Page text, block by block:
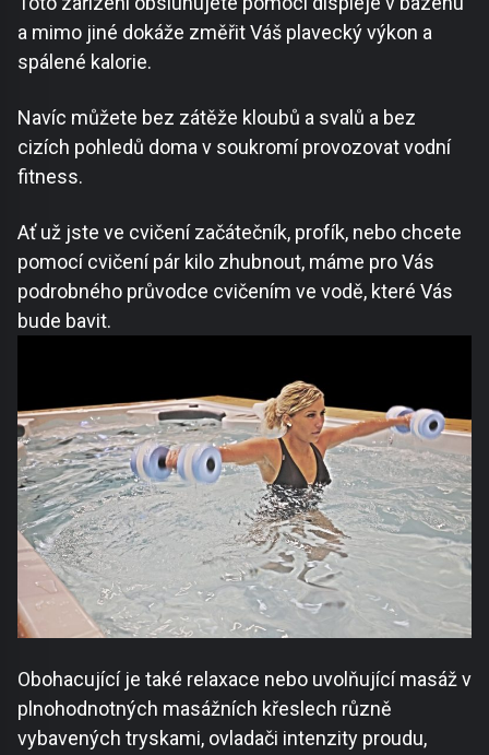
a mimo jiné dokáže změřit Váš plavecký výkon a
spálené kalorie.
Navíc můžete bez zátěže kloubů a svalů a bez
cizích pohledů doma v soukromí provozovat vodní
fitness.
Ať už jste ve cvičení začátečník, profík, nebo chcete
pomocí cvičení pár kilo zhubnout, máme pro Vás
podrobného průvodce cvičením ve vodě, které Vás
bude bavit.
Obohacující je také relaxace nebo uvolňující masáž v
plnohodnotných masážních křeslech různě
vybavených tryskami, ovladači intenzity proudu,